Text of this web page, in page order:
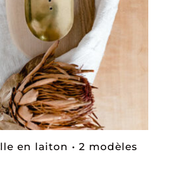
en laiton • 2 modèles